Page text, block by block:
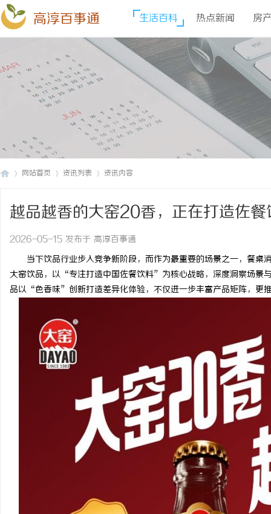
高淳百事通 生活百科 热点新闻 房
网站首页 资讯列表 资讯内容
越品越香的大窑20香，正在打造佐餐
2026-05-15 发布于 高淳百事通
当下饮品行业步入竞争新阶段，而作为最重要的场景之一，餐
大窑饮品，以“专注打造中国佐餐饮料”为核心战略，深度洞察场
品以“色香味”创新打造差异化体验，不仅进一步丰富产品矩阵，